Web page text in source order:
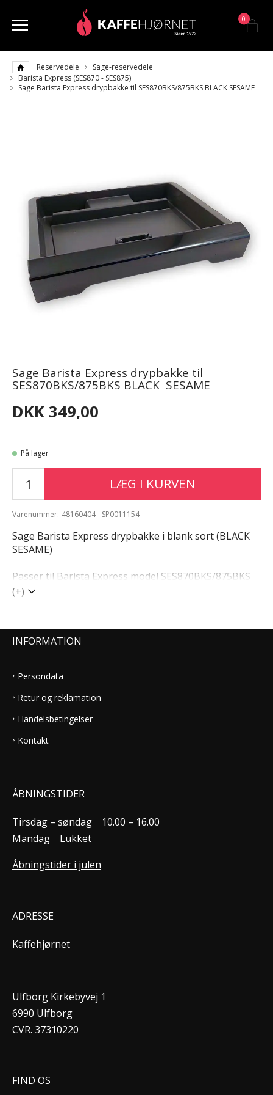
0
Reservedele
Sage-reservedele
Barista Express (SES870 - SES875)
Sage Barista Express drypbakke til SES870BKS/875BKS BLACK SESAME
Sage Barista Express drypbakke til
SES870BKS/875BKS BLACK SESAME
DKK 349,00
På lager
LÆG I KURVEN
Varenummer: 48160404 - SP0011154
Sage Barista Express drypbakke i blank sort (BLACK
SESAME)
Passer til Barista Express model SES870BKS/875BKS
(+)
INFORMATION
Persondata
Retur og reklamation
Handelsbetingelser
Kontakt
ÅBNINGSTIDER
Tirsdag – søndag
10.00 – 16.00
Mandag
Lukket
Åbningstider i julen
ADRESSE
Kaffehjørnet
Ulfborg Kirkebyvej 1
6990 Ulfborg
CVR. 37310220
FIND OS